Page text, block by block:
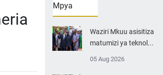
Mpya
Waziri Mkuu asisitiza
matumizi ya teknol...
05 Aug 2026